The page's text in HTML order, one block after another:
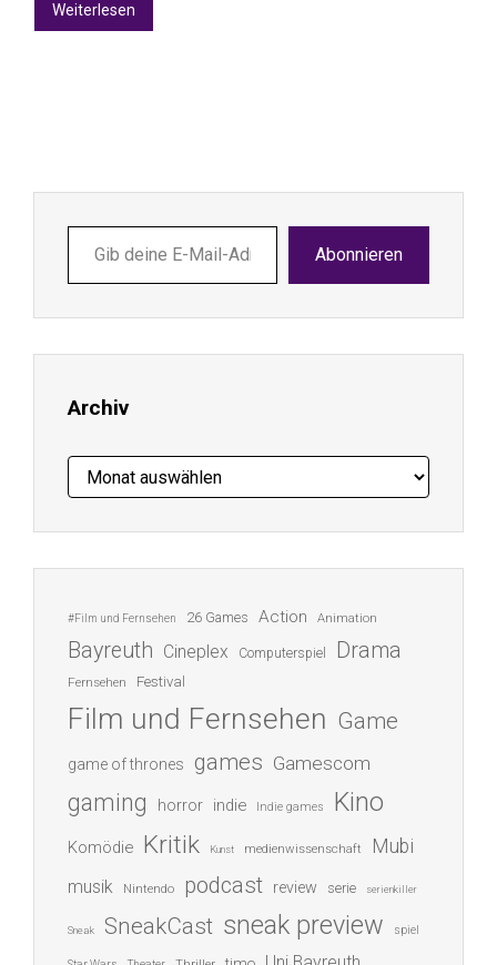
Weiterlesen
deine
E-
ein ...
Abonnieren
Archiv
Archiv
#Film und Fernsehen 26 Games Action Animation
Bayreuth Cineplex Computerspiel Drama
Fernsehen Festival
Film und Fernsehen Game
game of thrones games Gamescom
gaming horror indie Indie games Kino
Komödie Kritik Kunst medienwissenschaft Mubi
musik Nintendo podcast review serie serienkiller
Sneak SneakCast sneak preview spiel